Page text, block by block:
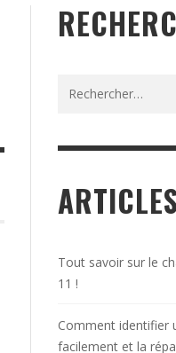
Tout savoir sur le
11 !
Comment identifier
facilement et la